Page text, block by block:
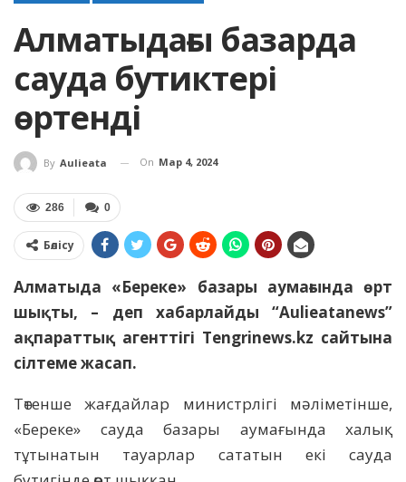
Алматыдағы базарда
сауда бутиктері
өртенді
By Aulieata On Мар 4, 2024
0
286
Бөлісу
Алматыда «Береке» базары аумағында өрт
шықты, – деп хабарлайды “Aulieatanews”
ақпараттық агенттігі Tengrinews.kz сайтына
сілтеме жасап.
Төтенше жағдайлар министрлігі мәліметінше,
«Береке» сауда базары аумағында халық
тұтынатын тауарлар сататын екі сауда